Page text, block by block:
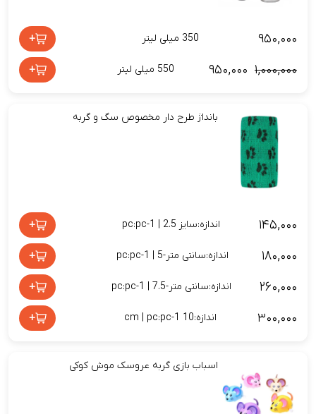
۹۵۰,۰۰۰ 350 میلی لیتر +
۱,۰۰۰,۰۰۰ ۹۵۰,۰۰۰ 550 میلی لیتر +
بانداژ طرح دار مخصوص سگ و گربه
۱۴۵,۰۰۰ اندازه:سایز 2.5 | pc:pc-1 +
۱۸۰,۰۰۰ اندازه:سانتی متر-5 | pc:pc-1 +
۲۶۰,۰۰۰ اندازه:سانتی متر-7.5 | pc:pc-1 +
۳۰۰,۰۰۰ اندازه:10 cm | pc:pc-1 +
اسباب بازی گربه عروسک موش کوکی